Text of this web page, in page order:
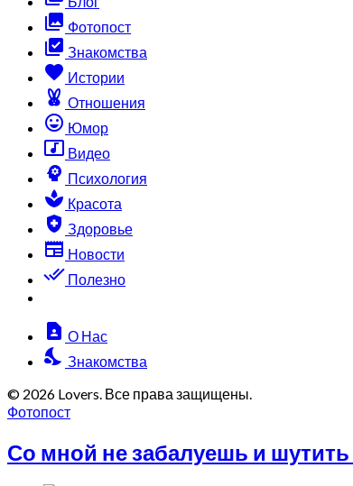
collections Фотопост
library_add_check Знакомства
favorite Истории
cruelty_free Отношения
sentiment_very_satisfied Юмор
music_video Видео
psychology Психология
spa Красота
health_and_safety Здоровье
newspaper Новости
done_all Полезно
contact_page О Нас
nights_stay Знакомства
© 2026 Lovers. Все права защищены.
Фотопост
Со мной не забалуешь и шутить